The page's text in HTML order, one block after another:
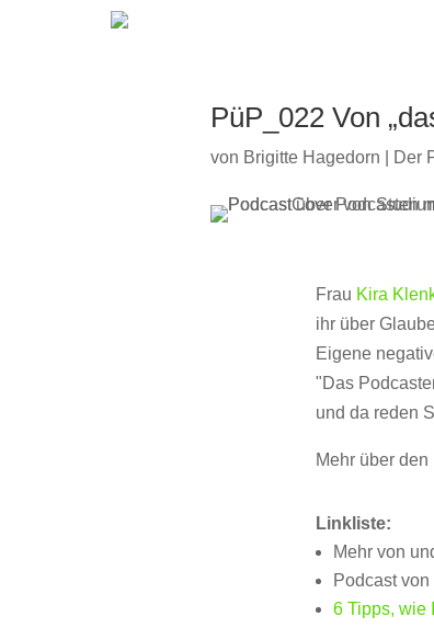
PüP_022 Von
von Brigitte Hagedorn Der
Frau Kira
ihr über
Eigene
"Das
und da reden
Mehr über
Linkliste:
Mehr von
Podcast
6 Tipps, wie